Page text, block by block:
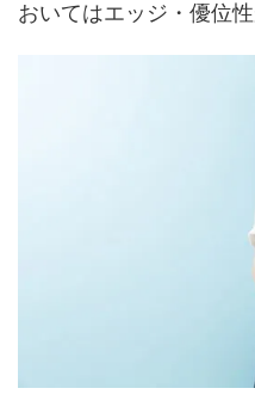
おいてはエッジ・優位